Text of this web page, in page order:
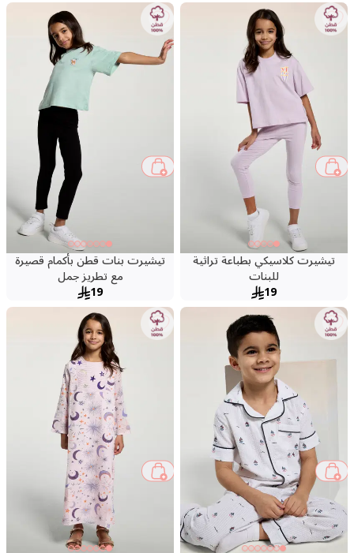
تيشيرت كلاسيكي بطباعة تراثية
للبنات
19
تيشيرت بنات قطن بأكمام قصيرة
مع تطريز جمل
19